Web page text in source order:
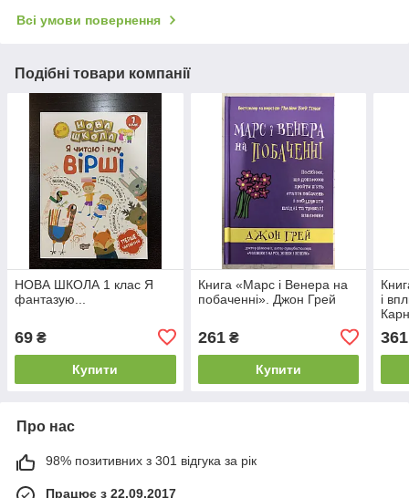
Всі умови повернення
Подібні товари компанії
НОВА ШКОЛА 1 клас Я
фантазую...
69 ₴
Купити
Книга «Марс і Венера на
побаченні». Джон Грей
261₴
Купити
і
361
Про нас
98% позитивних з 301 відгука за рік
Працює з 22.09.2017